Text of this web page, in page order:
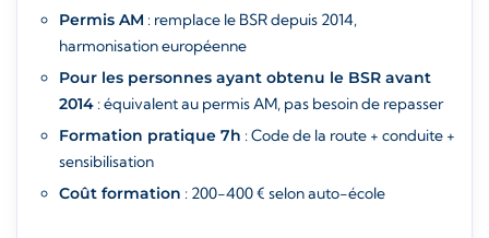
Permis AM : remplace le BSR depuis 2014,
harmonisation européenne
Pour les personnes ayant obtenu le BSR avant
2014 : équivalent au permis AM, pas besoin de repasser
Formation pratique 7h : Code de la route + conduite +
sensibilisation
Coût formation : 200-400 € selon auto-école